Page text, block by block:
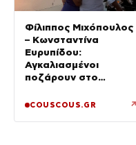
Φίλιππος Μιχόπουλος
– Κωνσταντίνα
Ευρυπίδου:
Αγκαλιασμένοι
ποζάρουν στο
Σαντορίνης
COUSCOUS.GR ↗